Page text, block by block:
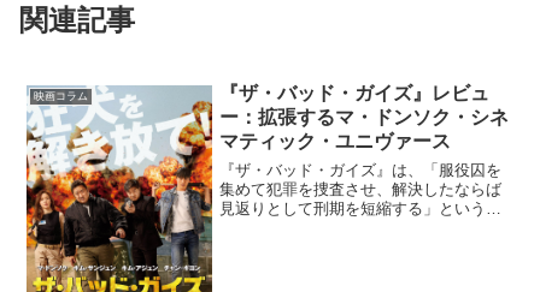
関連記事
映画コラム
『ザ・バッド・ガイズ』レビュ
ー：拡張するマ・ドンソク・シネ
マティック・ユニヴァース
『ザ・バッド・ガイズ』は、「服役囚を
集めて犯罪を捜査させ、解決したならば
見返りとして刑期を短縮する」という名